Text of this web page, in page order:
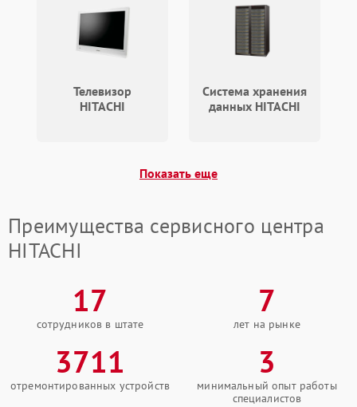
Телевизор
HITACHI
Система хранения
данных HITACHI
Показать еще
Преимущества сервисного центра
HITACHI
17
сотрудников в штате
7
лет на рынке
3711
отремонтированных устройств
3
минимальный опыт работы
специалистов